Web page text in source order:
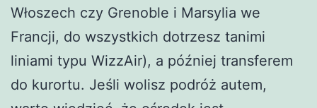
Włoszech czy Grenoble i Marsylia we
Francji, do wszystkich dotrzesz tanimi
liniami typu WizzAir), a później transferem
do kurortu. Jeśli wolisz podróż autem,